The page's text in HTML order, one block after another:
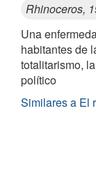
Rhinoceros,
Una
habitantes de
totalitarismo,
político
Similares a El